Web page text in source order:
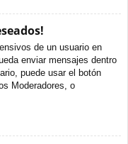
de un usuario en
enviar mensajes dentro
puede usar el botón
Moderadores, o